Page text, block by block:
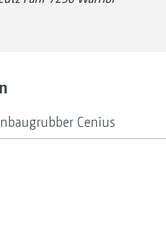
Cenius